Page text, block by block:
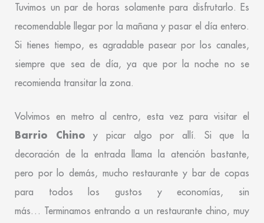
Tuvimos un par de horas solamente para disfrutarlo. Es
recomendable llegar por la mañana y pasar el día entero.
Si tienes tiempo, es agradable pasear por los canales,
siempre que sea de día, ya que por la noche no se
recomienda transitar la zona.
Volvimos en metro al centro, esta vez para visitar el
Barrio Chino y picar algo por allí. Si que la
decoración de la entrada llama la atención bastante,
pero por lo demás, mucho restaurante y bar de copas
para todos los gustos y economías, sin
más… Terminamos entrando a un restaurante chino, muy